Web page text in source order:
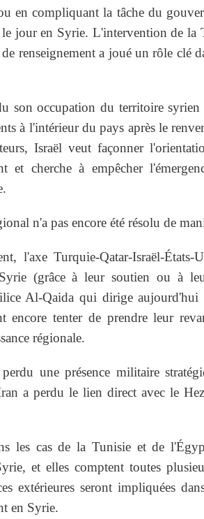
en compliquant la tâche du
jour en Syrie. L'intervention de la
de renseignement a joué un rôle clé
son occupation du territoire syrien
à l'intérieur du pays après le
Israël veut façonner
et cherche à empêcher
n'a pas encore été résolu de
l'axe Turquie-Qatar-Israël-États-
(grâce à leur soutien ou à
Al-Qaida qui dirige aujourd'hui
encore tenter de prendre leur
régionale.
une présence militaire
a perdu le lien direct avec le
les cas de la Tunisie et de
et elles comptent toutes
extérieures seront impliquées
en Syrie.